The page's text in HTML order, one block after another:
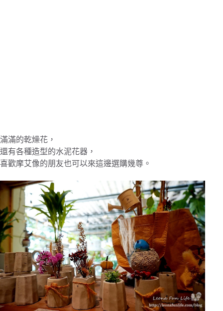
滿滿的乾燥花，
還有各種造型的水泥花器，
喜歡摩艾像的朋友也可以來這邊選購幾尊。